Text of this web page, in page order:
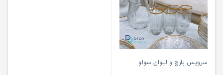
سرویس پارچ و لیوان سولو